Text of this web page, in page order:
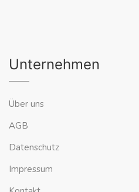
Unternehmen
Über uns
AGB
Datenschutz
Impressum